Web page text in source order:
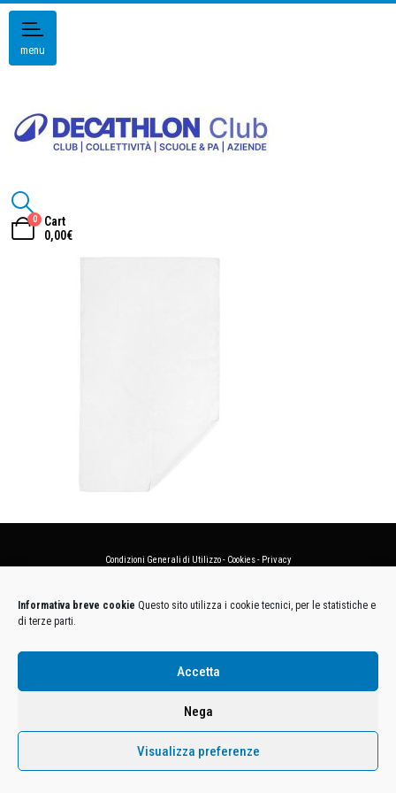
Informativa breve cookie Questo sito utilizza i cookie tecnici, per le statistiche e
di terze parti.
Accetta
Nega
Visualizza preferenze
menu
0
Cart
0,00€
Condizioni Generali di Utilizzo- Cookies- Privacy
Euro 12.500.000 i.v. - C.F. e Iscr. Reg. Imp. Monza e Brianza 02137480964 - R.E.A. MB-1370021 -
P.IVA. 11005760159 - Direzione e coordinamento art. 2497 C.C. DECATHLON SA, Villeneuve